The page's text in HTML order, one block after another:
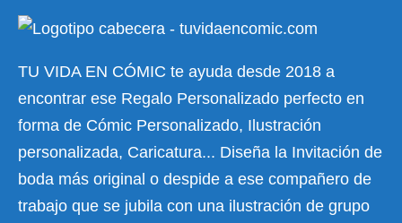
TU VIDA EN CÓMIC te ayuda desde 2018 a
encontrar ese Regalo Personalizado perfecto en
forma de Cómic Personalizado, Ilustración
personalizada, Caricatura... Diseña la Invitación de
boda más original o despide a ese compañero de
trabajo que se jubila con una ilustración de grupo